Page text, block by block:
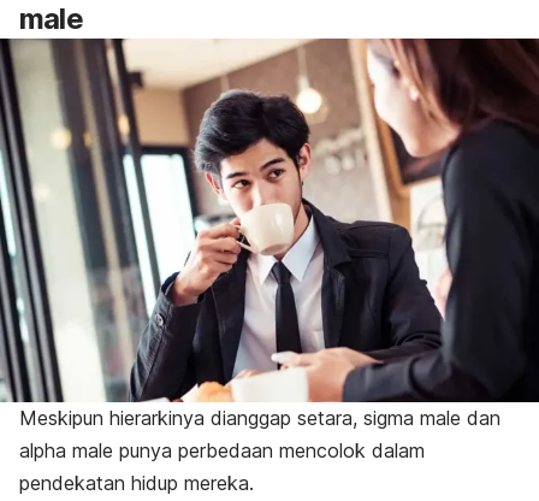
male
Meskipun hierarkinya dianggap setara, sigma male dan
alpha male punya perbedaan mencolok dalam
pendekatan hidup mereka.